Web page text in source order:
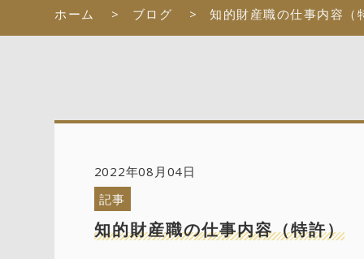
ホーム ブログ 知的財産職の仕事内容（
2022年08月04日
記事
知的財産職の仕事内容（特許）